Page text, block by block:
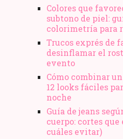
Colores que
subtono de piel:
colorimetría para
Trucos exprés de
desinflamar el
evento
Cómo combinar
12 looks fáciles
noche
Guía de jeans
cuerpo: cortes
cuáles evitar)